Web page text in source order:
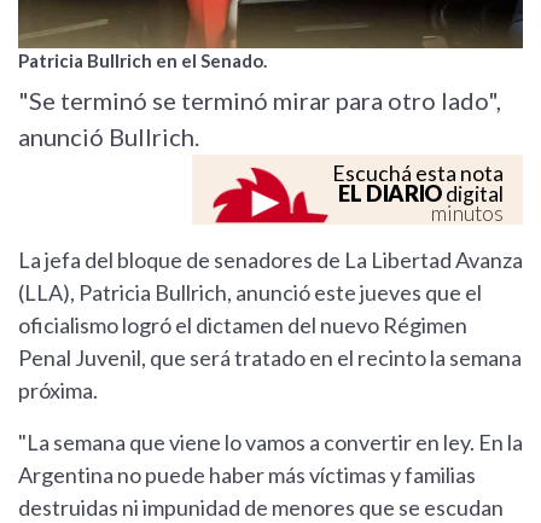
Patricia Bullrich en el Senado.
"Se terminó se terminó mirar para otro lado",
anunció Bullrich.
Escuchá esta nota
EL DIARIOdigital
minutos
La jefa del bloque de senadores de La Libertad Avanza
(LLA), Patricia Bullrich, anunció este jueves que el
oficialismo logró el dictamen del nuevo Régimen
Penal Juvenil, que será tratado en el recinto la semana
próxima.
"La semana que viene lo vamos a convertir en ley. En la
Argentina no puede haber más víctimas y familias
destruidas ni impunidad de menores que se escudan